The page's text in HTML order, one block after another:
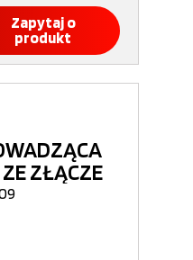
Zapytaj o
produkt
ZŁĄCZE